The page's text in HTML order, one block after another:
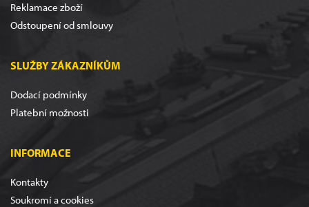
Reklamace zboží
Odstoupení od smlouvy
SLUŽBY ZÁKAZNÍKŮM
Dodací podmínky
Platební možnosti
INFORMACE
Kontakty
Soukromí a cookies